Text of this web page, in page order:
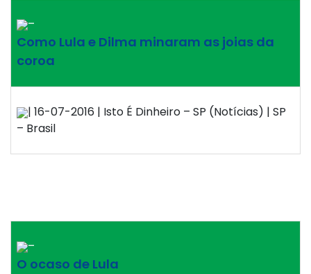
–
Como Lula e Dilma minaram as joias da
coroa
| 16-07-2016 | Isto É Dinheiro – SP (Notícias) | SP
– Brasil
–
O ocaso de Lula